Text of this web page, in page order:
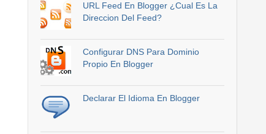
URL Feed En Blogger ¿Cual Es La
Direccion Del Feed?
Configurar DNS Para Dominio
Propio En Blogger
Declarar El Idioma En Blogger